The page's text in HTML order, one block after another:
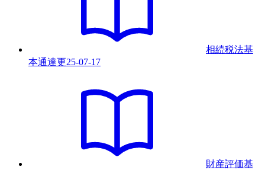
相続税法基
本通達更25-07-17
財産評価基